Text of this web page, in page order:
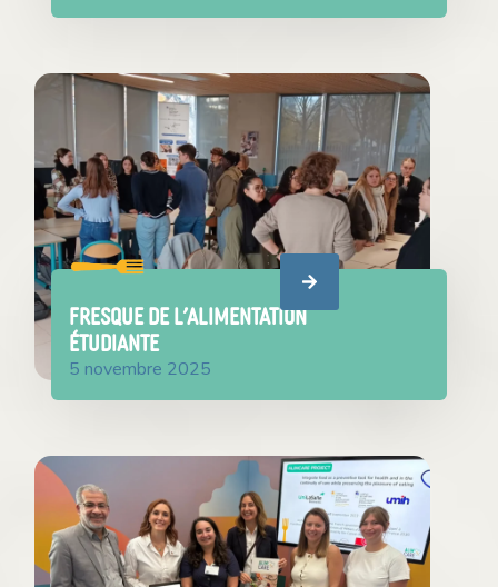
Fresque de l’Alimentation
Étudiante
5 novembre 2025